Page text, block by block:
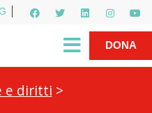
R1PUD1A
DONA
e diritti >